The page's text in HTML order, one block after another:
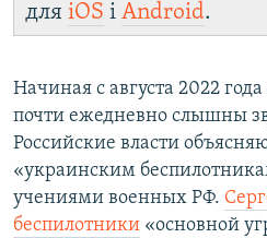
для iOS і Android.
Начиная с августа 2022
почти ежедневно слышны
Российские власти
«украинским
учениями военных РФ.
беспилотники «основной